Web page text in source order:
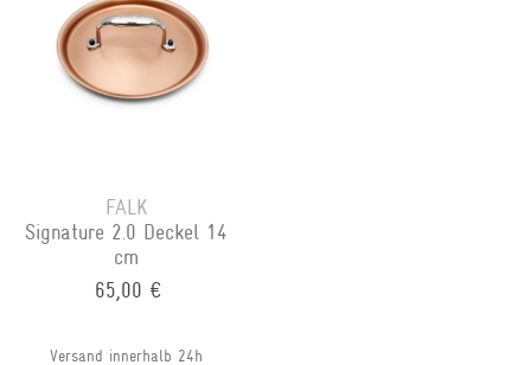
FALK
Signature 2.0 Deckel 14
cm
65,00 €
Versand innerhalb 24h